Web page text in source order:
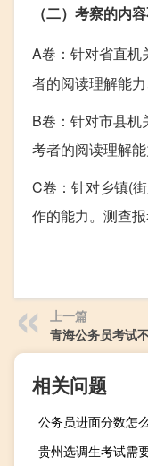
（二）考察的内
A卷：针对省直机
者的阅读理解能
B卷：针对市县
考者的阅读理解
C卷：针对乡镇(
作的能力。测查
上一篇
青海公务员考试
相关问题
公务员进面分数怎
贵州选调生考试需